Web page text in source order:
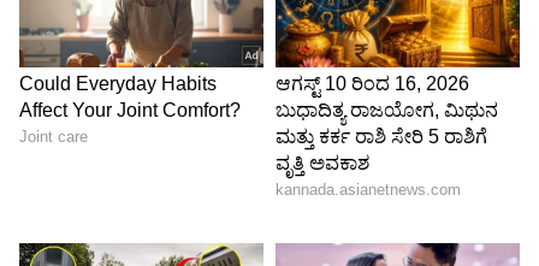
ವ್ಯಾಪಕವಾಗಿ ಬಳಕೆಗೆ ಬರಲಿಲ್ಲ. ಬಳಕೆದಾರರ ಅಭ್ಯಾಸ ಮತ್ತು
ಈಗಾಗಲೇ ಸ್ಥಾಪಿತವಾದ ವ್ಯವಸ್ಥೆಯಿಂದಾಗಿ, QWERTY
ವಿನ್ಯಾಸ ಇಂದಿಗೂ ಕಂಪ್ಯೂಟರ್ ಕೀಬೋರ್ಡ್‌ಗಳಲ್ಲಿ
ಸ್ಟ್ಯಾಂಡರ್ಡ್ ಆಗಿ ಮುಂದುವರೆದಿದೆ.